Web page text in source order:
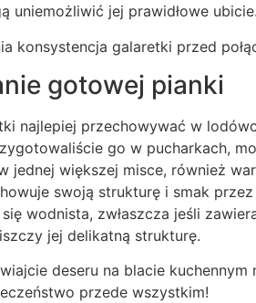
uniemożliwić jej prawidłowe ubicie.
konsystencja galaretki przed
gotowej pianki
najlepiej przechowywać w
go w pucharkach,
jednej większej misce, również
swoją strukturę i smak
wodnista, zwłaszcza jeśli
jej delikatną strukturę.
deseru na blacie kuchennym
przede wszystkim!